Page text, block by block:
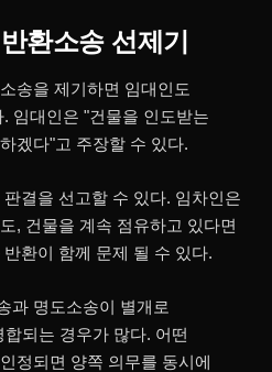
환소송 선제기
송을 제기하면 임대인도
임대인은 "건물을 인도받는
겠다"고 주장할 수 있다.
결을 선고할 수 있다. 임차인은
, 건물을 계속 점유하고 있다면
환이 함께 문제 될 수 있다.
과 명도소송이 별개로
되는 경우가 많다. 어떤
정되면 양쪽 의무를 동시에